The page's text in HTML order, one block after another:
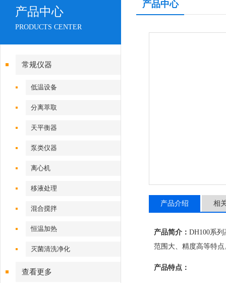
产品中心
PRODUCTS CENTER
常规仪器
低温设备
分离萃取
天平衡器
泵类仪器
离心机
移液处理
混合搅拌
恒温加热
灭菌清洗净化
查看更多
产品中心
产品介绍 相
产品简介： DH100系
范围大、精度高等特
产品特点：